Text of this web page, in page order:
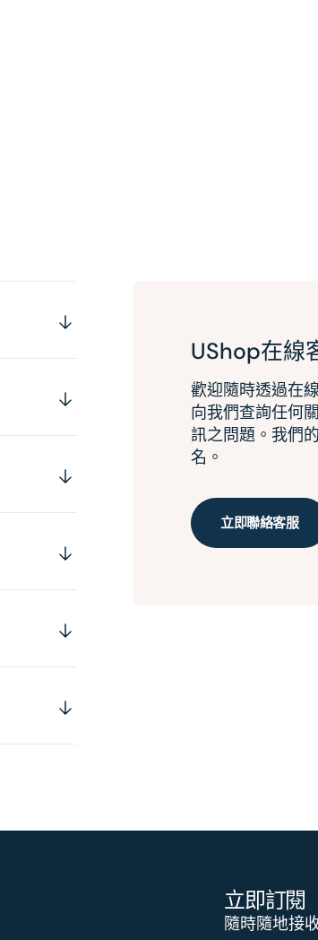
UShop在線
歡迎隨時透過在
向我們查詢任何
訊之問題。我們
名。
立即聯絡客服
立即訂閱
隨時隨地接